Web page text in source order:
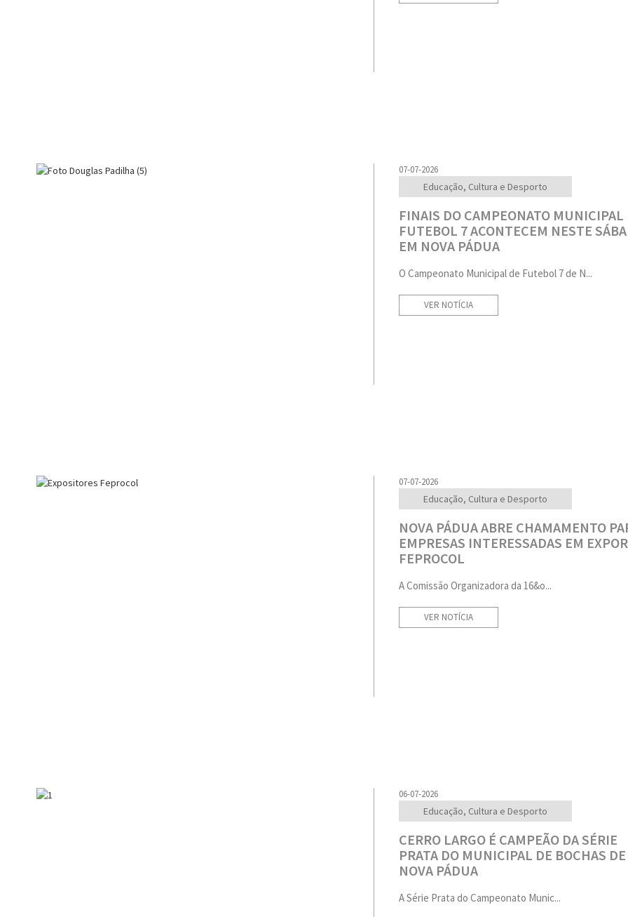
07-07-2026
Educação, Cultura e Desporto
FINAIS DO CAMPEONATO MUNICIPAL
FUTEBOL 7 ACONTECEM NESTE
EM NOVA PÁDUA
O Campeonato Municipal de Futebol 7 de N...
VER NOTÍCIA
07-07-2026
Educação, Cultura e Desporto
NOVA PÁDUA ABRE CHAMAMENTO
EMPRESAS INTERESSADAS EM
FEPROCOL
A Comissão Organizadora da 16&o...
VER NOTÍCIA
06-07-2026
Educação, Cultura e Desporto
CERRO LARGO É CAMPEÃO DA SÉRIE
PRATA DO MUNICIPAL DE BOCHAS DE
NOVA PÁDUA
A Série Prata do Campeonato Munic...